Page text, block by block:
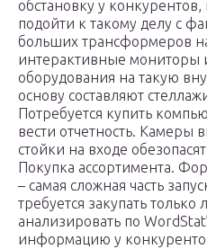
обстановку у
подойти к такому делу с
больших трансформеров
интерактивные мониторы
оборудования на такую
основу составляют
Потребуется купить
вести отчетность. Камеры
стойки на входе
Покупка ассортимента.
– самая сложная часть
требуется закупать
анализировать по
информацию у